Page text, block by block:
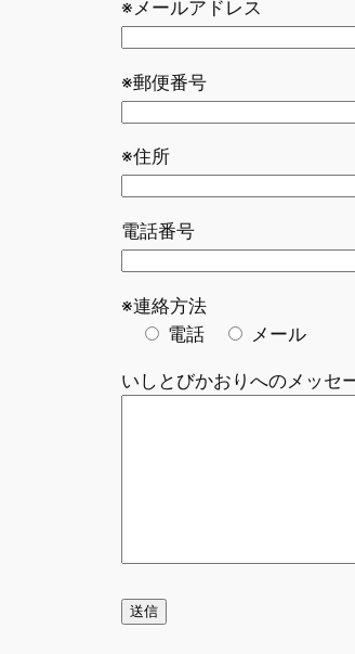
※メールアドレス
※郵便番号
※住所
電話番号
※連絡方法
電話
メール
いしとびかおりへのメッセ